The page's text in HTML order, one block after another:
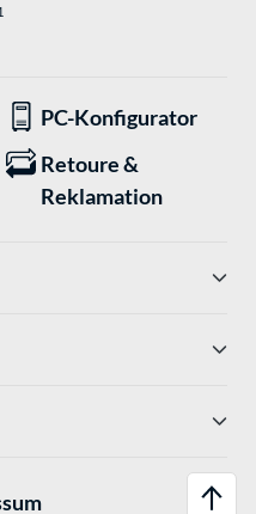
PC-Konfigurator
Retoure &
Reklamation